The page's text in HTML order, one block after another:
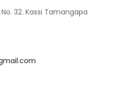
32. Kassi Tamangapa